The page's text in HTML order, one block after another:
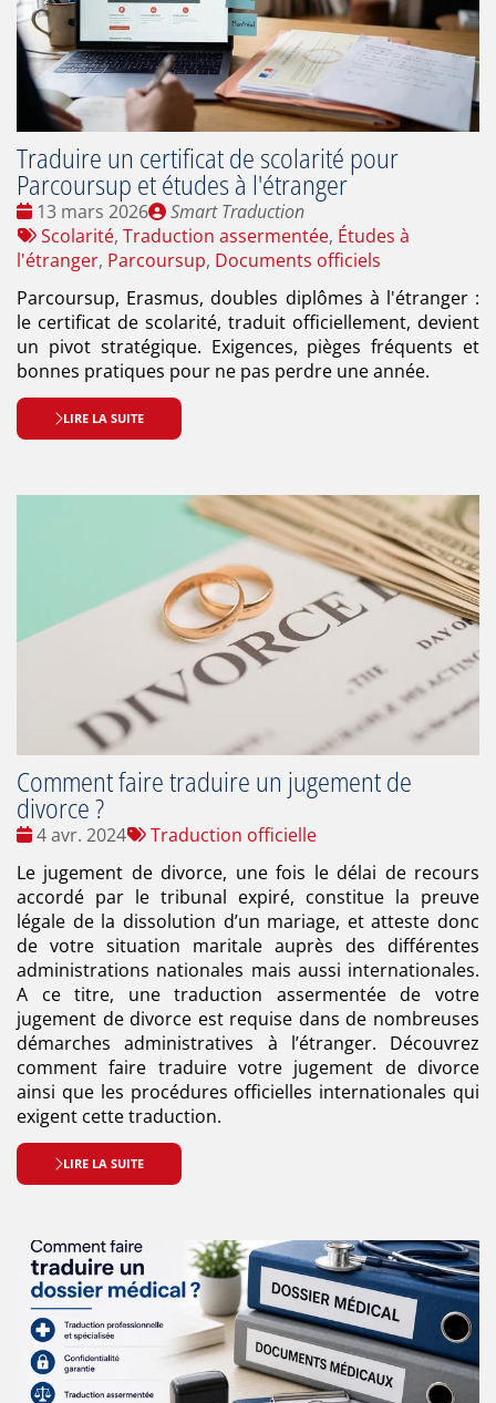
Traduire un certificat de scolarité pour
Parcoursup et études à l'étranger
Date
:
13 mars 2026
Publié
par
Smart Traduction
Tags
:
Scolarité, Traduction assermentée, Études à
l'étranger, Parcoursup, Documents officiels
Parcoursup, Erasmus, doubles diplômes à l'étranger :
le certificat de scolarité, traduit officiellement, devient
un pivot stratégique. Exigences, pièges fréquents et
bonnes pratiques pour ne pas perdre une année.
LIRE LA SUITE
Comment faire traduire un jugement de
divorce ?
Date
4 avr. 2024
Tags
Traduction officielle
Le jugement de divorce, une fois le délai de recours
accordé par le tribunal expiré, constitue la preuve
légale de la dissolution d’un mariage, et atteste donc
de votre situation maritale auprès des différentes
administrations nationales mais aussi internationales.
A ce titre, une traduction assermentée de votre
jugement de divorce est requise dans de nombreuses
démarches administratives à l’étranger. Découvrez
comment faire traduire votre jugement de divorce
ainsi que les procédures officielles internationales qui
exigent cette traduction.
LIRE LA SUITE